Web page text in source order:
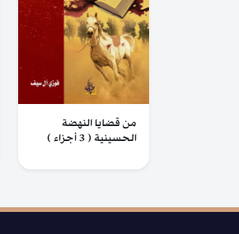
من قضايا النهضة
الحسينية ( 3 أجزاء )